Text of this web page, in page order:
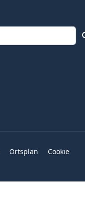
Ortsplan
Cookie